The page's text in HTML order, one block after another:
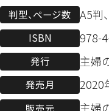
判型、ページ数 A5判
ISBN 978-
発行 主婦
発売月 2020
販売元 主婦